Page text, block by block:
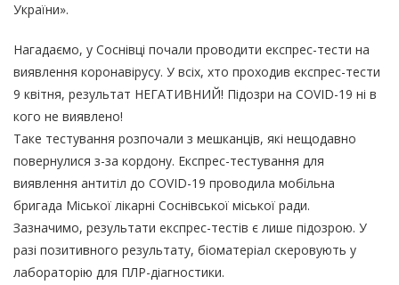
України».
Нагадаємо, у Соснівці почали проводити експрес-тести на
виявлення коронавірусу. У всіх, хто проходив експрес-тести
9 квітня, результат НЕГАТИВНИЙ! Підозри на COVID-19 ні в
кого не виявлено!
Таке тестування розпочали з мешканців, які нещодавно
повернулися з-за кордону. Експрес-тестування для
виявлення антитіл до COVID-19 проводила мобільна
бригада Міської лікарні Соснівської міської ради.
Зазначимо, результати експрес-тестів є лише підозрою. У
разі позитивного результату, біоматеріал скеровують у
лабораторію для ПЛР-діагностики.